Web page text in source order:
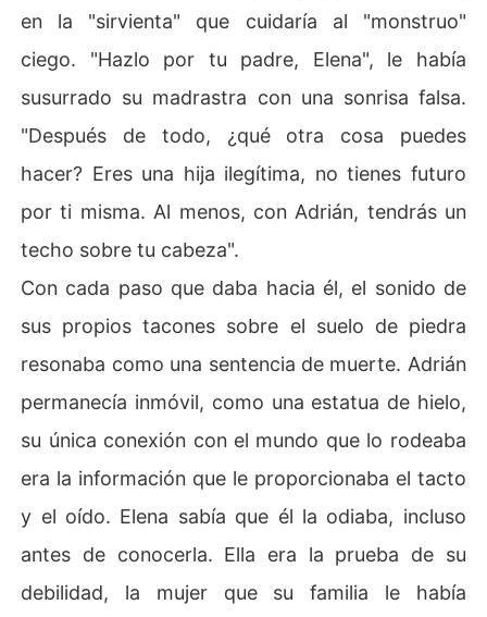
en la "sirvienta" que cuidaría al "monstruo"
ciego. "Hazlo por tu padre, Elena", le había
susurrado su madrastra con una sonrisa falsa.
"Después de todo, ¿qué otra cosa puedes
hacer? Eres una hija ilegítima, no tienes futuro
por ti misma. Al menos, con Adrián, tendrás un
techo sobre tu cabeza".
Con cada paso que daba hacia él, el sonido de
sus propios tacones sobre el suelo de piedra
resonaba como una sentencia de muerte. Adrián
permanecía inmóvil, como una estatua de hielo,
su única conexión con el mundo que lo rodeaba
era la información que le proporcionaba el tacto
y el oído. Elena sabía que él la odiaba, incluso
antes de conocerla. Ella era la prueba de su
debilidad, la mujer que su familia le había